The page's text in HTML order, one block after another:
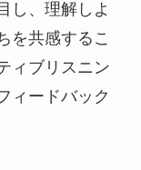
し、理解しよ
を共感するこ
ィブリスニン
ィードバック